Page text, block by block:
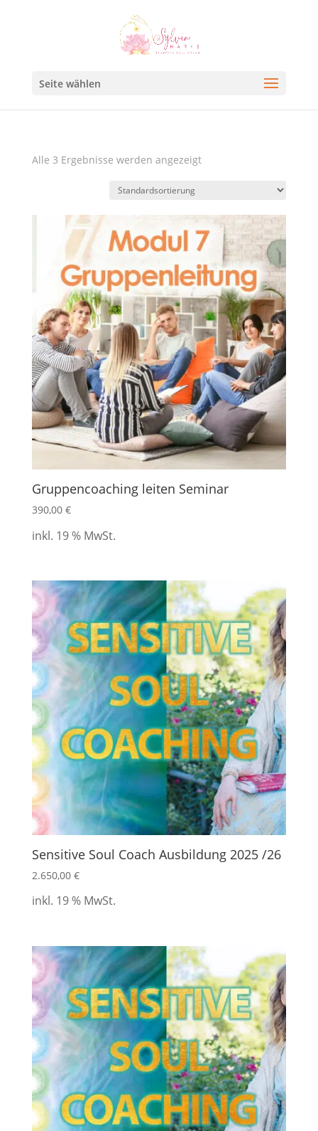
Seite wählen
Alle 3 Ergebnisse werden angezeigt
Gruppencoaching leiten Seminar
390,00 €
inkl. 19 % MwSt.
Sensitive Soul Coach Ausbildung 2025 /26
2.650,00 €
inkl. 19 % MwSt.